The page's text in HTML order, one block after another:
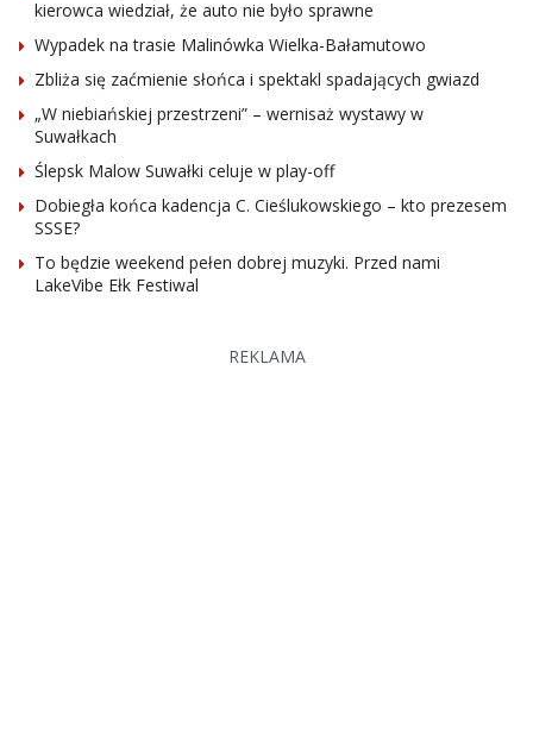
kierowca wiedział, że auto nie było sprawne
Wypadek na trasie Malinówka Wielka-Bałamutowo
Zbliża się zaćmienie słońca i spektakl spadających gwiazd
„W niebiańskiej przestrzeni” – wernisaż wystawy w
Suwałkach
Ślepsk Malow Suwałki celuje w play-off
Dobiegła końca kadencja C. Cieślukowskiego – kto prezesem
SSSE?
To będzie weekend pełen dobrej muzyki. Przed nami
LakeVibe Ełk Festiwal
REKLAMA